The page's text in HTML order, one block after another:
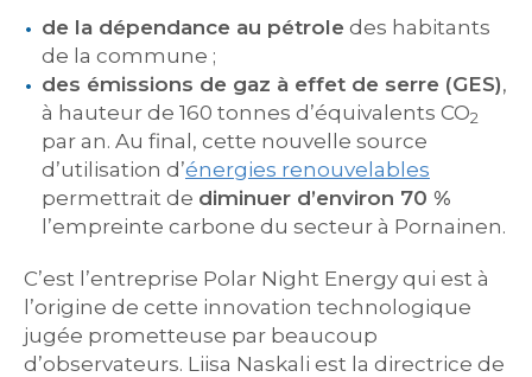
de la dépendance au pétrole des habitants
de la commune ;
des émissions de gaz à effet de serre (GES),
à hauteur de 160 tonnes d’équivalents CO2
par an. Au final, cette nouvelle source
d’utilisation d’énergies renouvelables
permettrait de diminuer d’environ 70 %
l’empreinte carbone du secteur à Pornainen.
C’est l’entreprise Polar Night Energy qui est à
l’origine de cette innovation technologique
jugée prometteuse par beaucoup
d’observateurs. Liisa Naskali est la directrice de